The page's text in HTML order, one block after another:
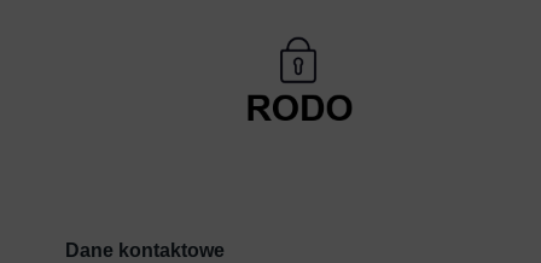
Dane kontaktowe